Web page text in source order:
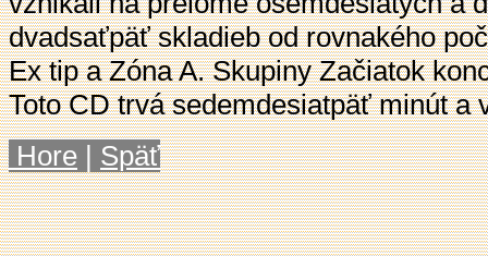
dvadsaťpäť skladieb od rovnakého
Ex tip a Zóna A. Skupiny Začiatok
Toto CD trvá sedemdesiatpäť minút
Hore | Späť